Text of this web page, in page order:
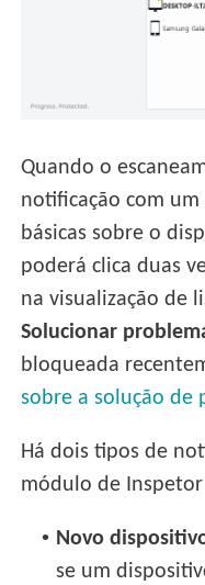
Quando o
notificação com
básicas sobre o
poderá clica duas
na visualização de
Solucionar
bloqueada
sobre a solução de
Há dois tipos de
módulo de
• Novo
se um